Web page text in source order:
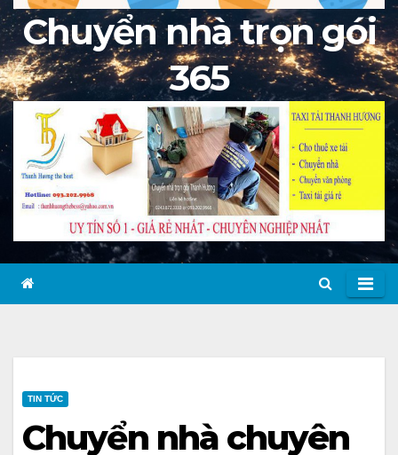
Chuyển nhà trọn gói
365
TIN TỨC
Chuyển nhà chuyên